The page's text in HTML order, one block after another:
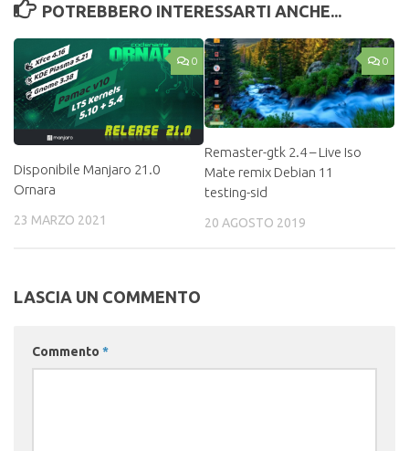
POTREBBERO INTERESSARTI ANCHE...
0
Disponibile Manjaro 21.0
Ornara
23 MARZO 2021
0
Remaster-gtk 2.4 – Live Iso
Mate remix Debian 11
testing-sid
20 AGOSTO 2019
LASCIA UN COMMENTO
Commento *